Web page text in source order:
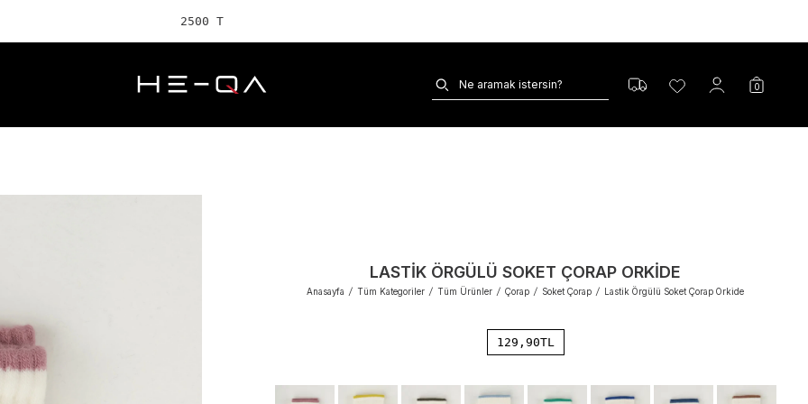
2500 TL ve üz
0
LASTIK ÖRGÜLÜ SOKET ÇORAP ORKIDE
Anasayfa / Tüm Kategoriler / Tüm Ürünler / Çorap / Soket Çorap / Lastik Örgülü Soket Çorap Orkide
129,90TL